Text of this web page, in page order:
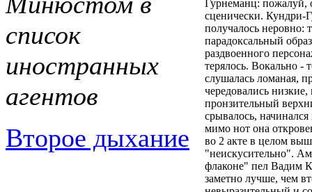
список
иностранных
агентов
Второе дыхание
Гурнеманц: пожалуй,
сценически. Кундри-
получалось неровно:
парадоксальный
раздвоенного
терялось. Вокально -
слушалась ломаная,
чередовались
пронзительный
срывалось,
мимо нот она
во 2 акте в целом
"неискусительно".
флаконе" пел Вадим
заметно лучше, чем